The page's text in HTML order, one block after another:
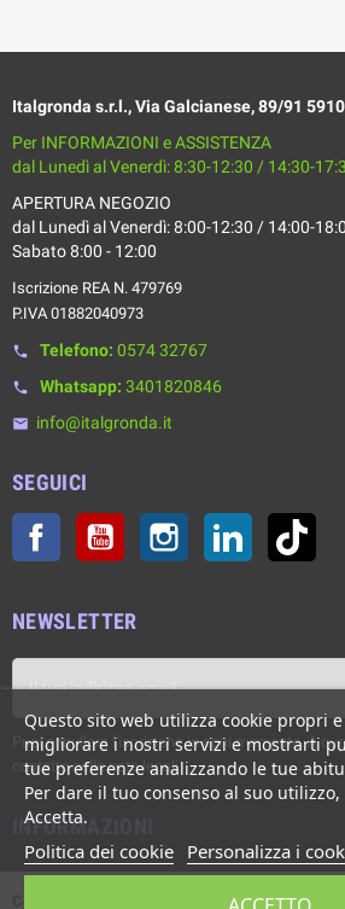
Italgronda s.r.l., Via Galcianese, 89/91
Per INFORMAZIONI e ASSISTENZA
dal Lunedì al Venerdì: 8:30-12:30 / 14:30-
APERTURA NEGOZIO
dal Lunedì al Venerdì: 8:00-12:30 / 14:00-
Sabato 8:00 - 12:00
Iscrizione REA N. 479769
P.IVA 01882040973
phone Telefono: 0574 32767
phone Whatsapp: 3401820846
email info@italgronda.it
SEGUICI
Facebook YouTube Instagram LinkedIn
NEWSLETTER
Puoi annullare l'iscrizione in ogni momento. A
contatto nelle note legali.
INFORMAZIONI
Questo sito web utilizza cookie propri
migliorare i nostri servizi e mostrarti
tue preferenze analizzando le tue
Per dare il tuo consenso al suo
Accetta.
Politica dei cookie Personalizza i
Copyright © Italgronda s.r.l. 2002/2026. Tutti i